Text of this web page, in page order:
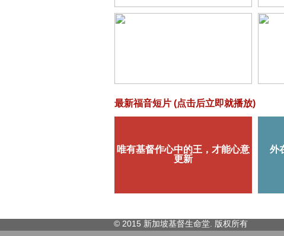
最新福音短片 (点击后立即就播放)
© 2015 新加坡基督生命堂. 版权所有